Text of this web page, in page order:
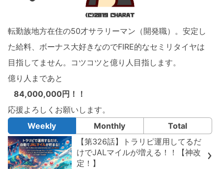
転勤族地方在住の50才サラリーマン（開発職）。安定し
た給料、ボーナス大好きなのでFIRE的なセミリタイヤは
目指してません。コツコツと億り人目指します。
億り人まであと
84,000,000円！！
応援よろしくお願いします。
Weekly
Monthly
Total
【第326話】トラリピ運用してるだ
けでJALマイルが増える！！【神改
定！】